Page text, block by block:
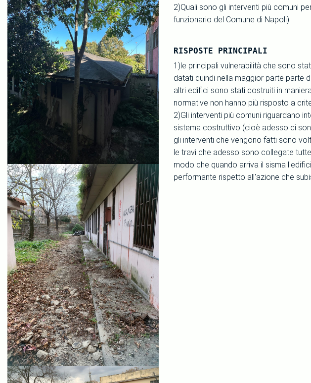
2)Quali sono gli interventi più comuni
funzionario del Comune di Napoli).
RISPOSTE PRINCIPALI
1)le principali vulnerabilità che sono
datati quindi nella maggior parte parte
altri edifici sono stati costruiti in
normative non hanno più risposto a
2)Gli interventi più comuni riguardano
sistema costruttivo (cioè adesso ci
gli interventi che vengono fatti sono
le travi che adesso sono collegate
modo che quando arriva il sisma
performante rispetto all'azione che